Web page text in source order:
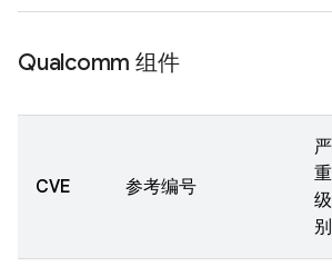
Qualcomm 组件
CVE 参考编号
严
重
级
别